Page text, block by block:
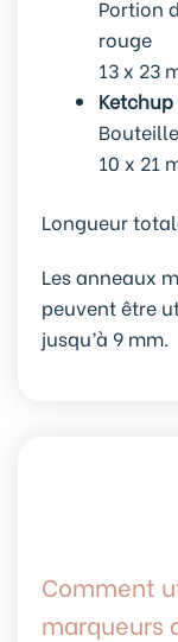
Portion
rouge
13 x 23
Ketchup
10 x 21
Longueur
Les anneaux
peuvent être
jusqu’à 9 mm.
Comment
marqueurs